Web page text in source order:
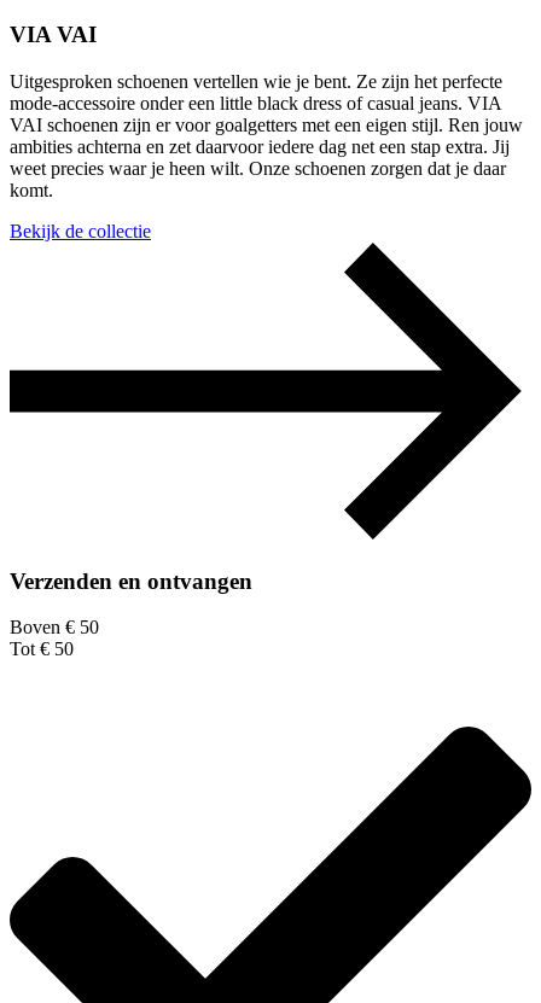
VIA VAI
Uitgesproken schoenen vertellen wie je bent. Ze zijn het perfecte
mode-accessoire onder een little black dress of casual jeans. VIA
VAI schoenen zijn er voor goalgetters met een eigen stijl. Ren jouw
ambities achterna en zet daarvoor iedere dag net een stap extra. Jij
weet precies waar je heen wilt. Onze schoenen zorgen dat je daar
komt.
Bekijk de collectie
Verzenden en ontvangen
Boven € 50
Tot € 50